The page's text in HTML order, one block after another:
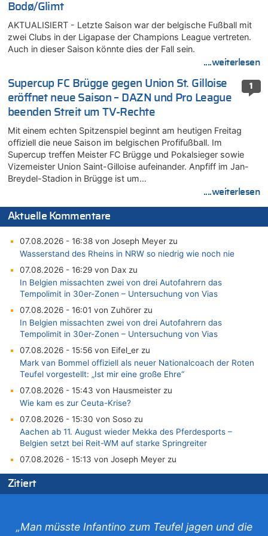
Bodø/Glimt
AKTUALISIERT - Letzte Saison war der belgische Fußball mit
zwei Clubs in der Ligapase der Champions League vertreten.
Auch in dieser Saison könnte dies der Fall sein.
....weiterlesen
1
Supercup FC Brügge gegen Union St. Gilloise
eröffnet neue Saison – DAZN und Pro League
beenden Streit um TV-Rechte
Mit einem echten Spitzenspiel beginnt am heutigen Freitag
offiziell die neue Saison im belgischen Profifußball. Im
Supercup treffen Meister FC Brügge und Pokalsieger sowie
Vizemeister Union Saint-Gilloise aufeinander. Anpfiff im Jan-
Breydel-Stadion in Brügge ist um…
....weiterlesen
Aktuelle Kommentare
07.08.2026 - 16:38 von Joseph Meyer zu
Wasserstand des Rheins in NRW so niedrig wie noch nie
07.08.2026 - 16:29 von Dax zu
In Belgien missachten zwei von drei Autofahrern das
Tempolimit in 30er-Zonen – Untersuchung von Vias
07.08.2026 - 16:01 von Zuhörer zu
In Belgien missachten zwei von drei Autofahrern das
Tempolimit in 30er-Zonen – Untersuchung von Vias
07.08.2026 - 15:56 von Eifel_er zu
Mark van Bommel offiziell als neuer Nationalcoach der Roten
Teufel vorgestellt: „Ist mir eine große Ehre“
07.08.2026 - 15:43 von Hausmeister zu
Wie kam es zur Ceuta-Krise?
07.08.2026 - 15:30 von Soso zu
Aachen ab 11. August wieder Mekka des Pferdesports –
Belgien setzt bei Reit-WM auf starke Springreiter
07.08.2026 - 15:13 von Joseph Meyer zu
Mark van Bommel offiziell als neuer Nationalcoach der Roten
Teufel vorgestellt: „Ist mir eine große Ehre“
07.08.2026 - 14:35 von Vorfahrt zu
Zitiert
„Man müsste Infantino zum Teufel jagen und die